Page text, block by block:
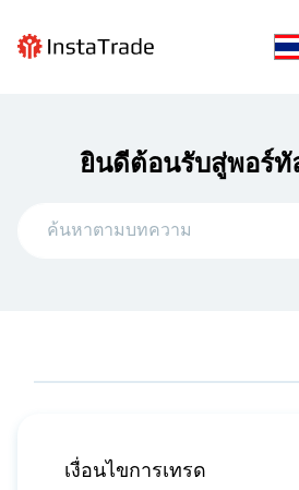
ยินดีต้อนรับสู่พอร์
เงื่อนไขการเทรด